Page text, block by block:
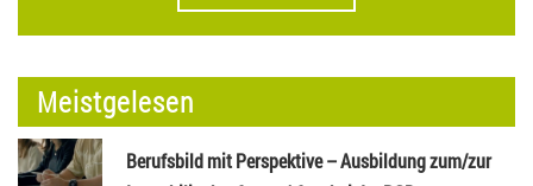
Meistgelesen
Berufsbild mit Perspektive – Ausbildung zum/zur